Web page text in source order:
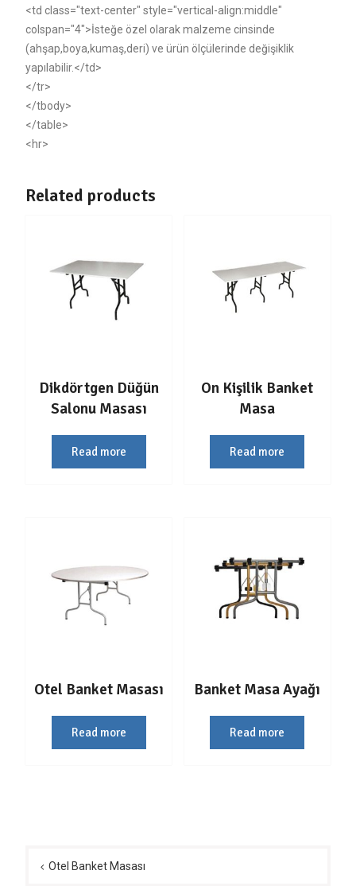
<td class="text-center" style="vertical-align:middle"
colspan="4">İsteğe özel olarak malzeme cinsinde
(ahşap,boya,kumaş,deri) ve ürün ölçülerinde değişiklik
yapılabilir.</td>
</tr>
</tbody>
</table>
<hr>
Related products
Dikdörtgen Düğün
Salonu Masası
Read more
On Kişilik Banket
Masa
Read more
Otel Banket Masası
Read more
Banket Masa Ayağı
Read more
gezinmesi
Otel Banket Masası